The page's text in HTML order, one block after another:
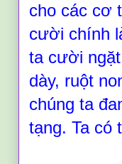
cho các cơ
cười chính
ta cười
dày, ruột
chúng ta
tạng. Ta có